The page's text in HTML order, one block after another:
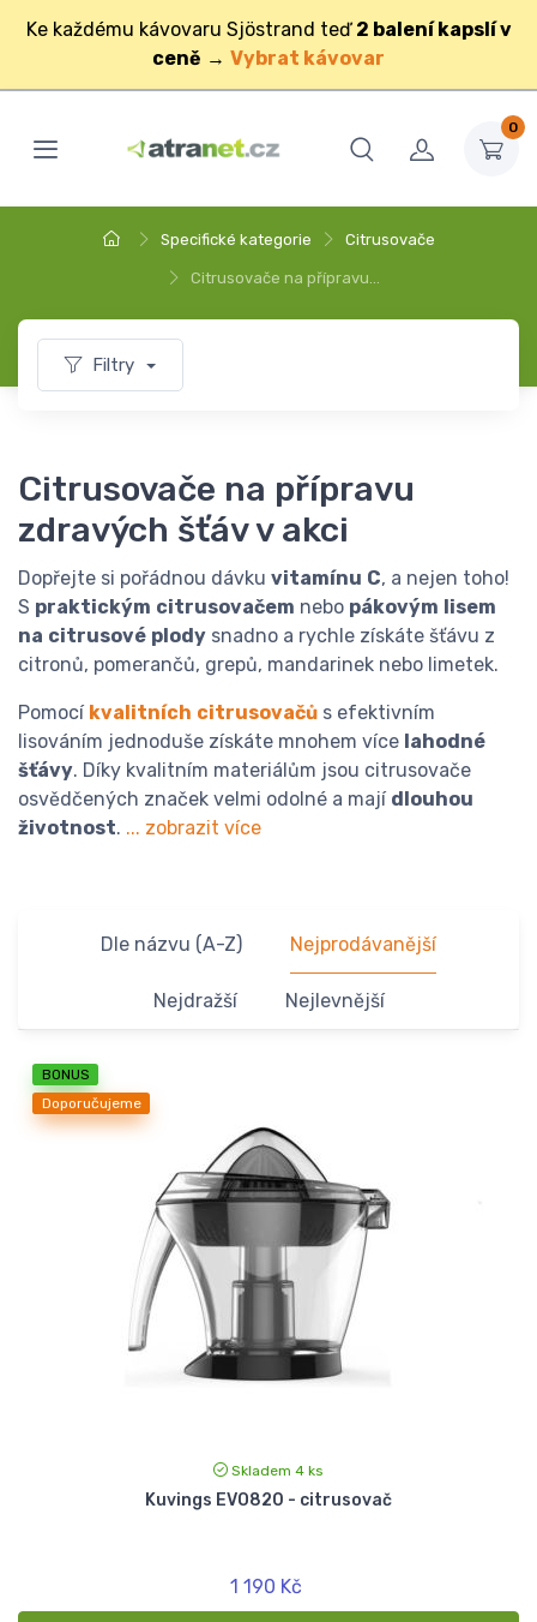
Ke každému kávovaru Sjöstrand teď 2 balení kapslí v
ceně → Vybrat kávovar
0
Specifické kategorie Citrusovače
Citrusovače na přípravu…
Filtry
Citrusovače na přípravu
zdravých šťáv v akci
Dopřejte si pořádnou dávku vitamínu C, a nejen toho!
S praktickým citrusovačem nebo pákovým lisem
na citrusové plody snadno a rychle získáte šťávu z
citronů, pomerančů, grepů, mandarinek nebo limetek.
Pomocí kvalitních citrusovačů s efektivním
lisováním jednoduše získáte mnohem více lahodné
šťávy. Díky kvalitním materiálům jsou citrusovače
osvědčených značek velmi odolné a mají dlouhou
životnost. ... zobrazit více
Dle názvu (A-Z) Nejprodávanější
Nejdražší Nejlevnější
BONUS
Doporučujeme
Skladem 4 ks
Kuvings EVO820 - citrusovač
1 190 Kč